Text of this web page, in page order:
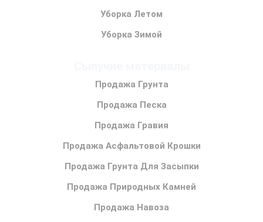
Уборка Летом
Уборка Зимой
Продажа Грунта
Продажа Песка
Продажа Гравия
Продажа Асфальтовой Крошки
Продажа Грунта Для Засыпки
Продажа Природных Камней
Продажа Навоза